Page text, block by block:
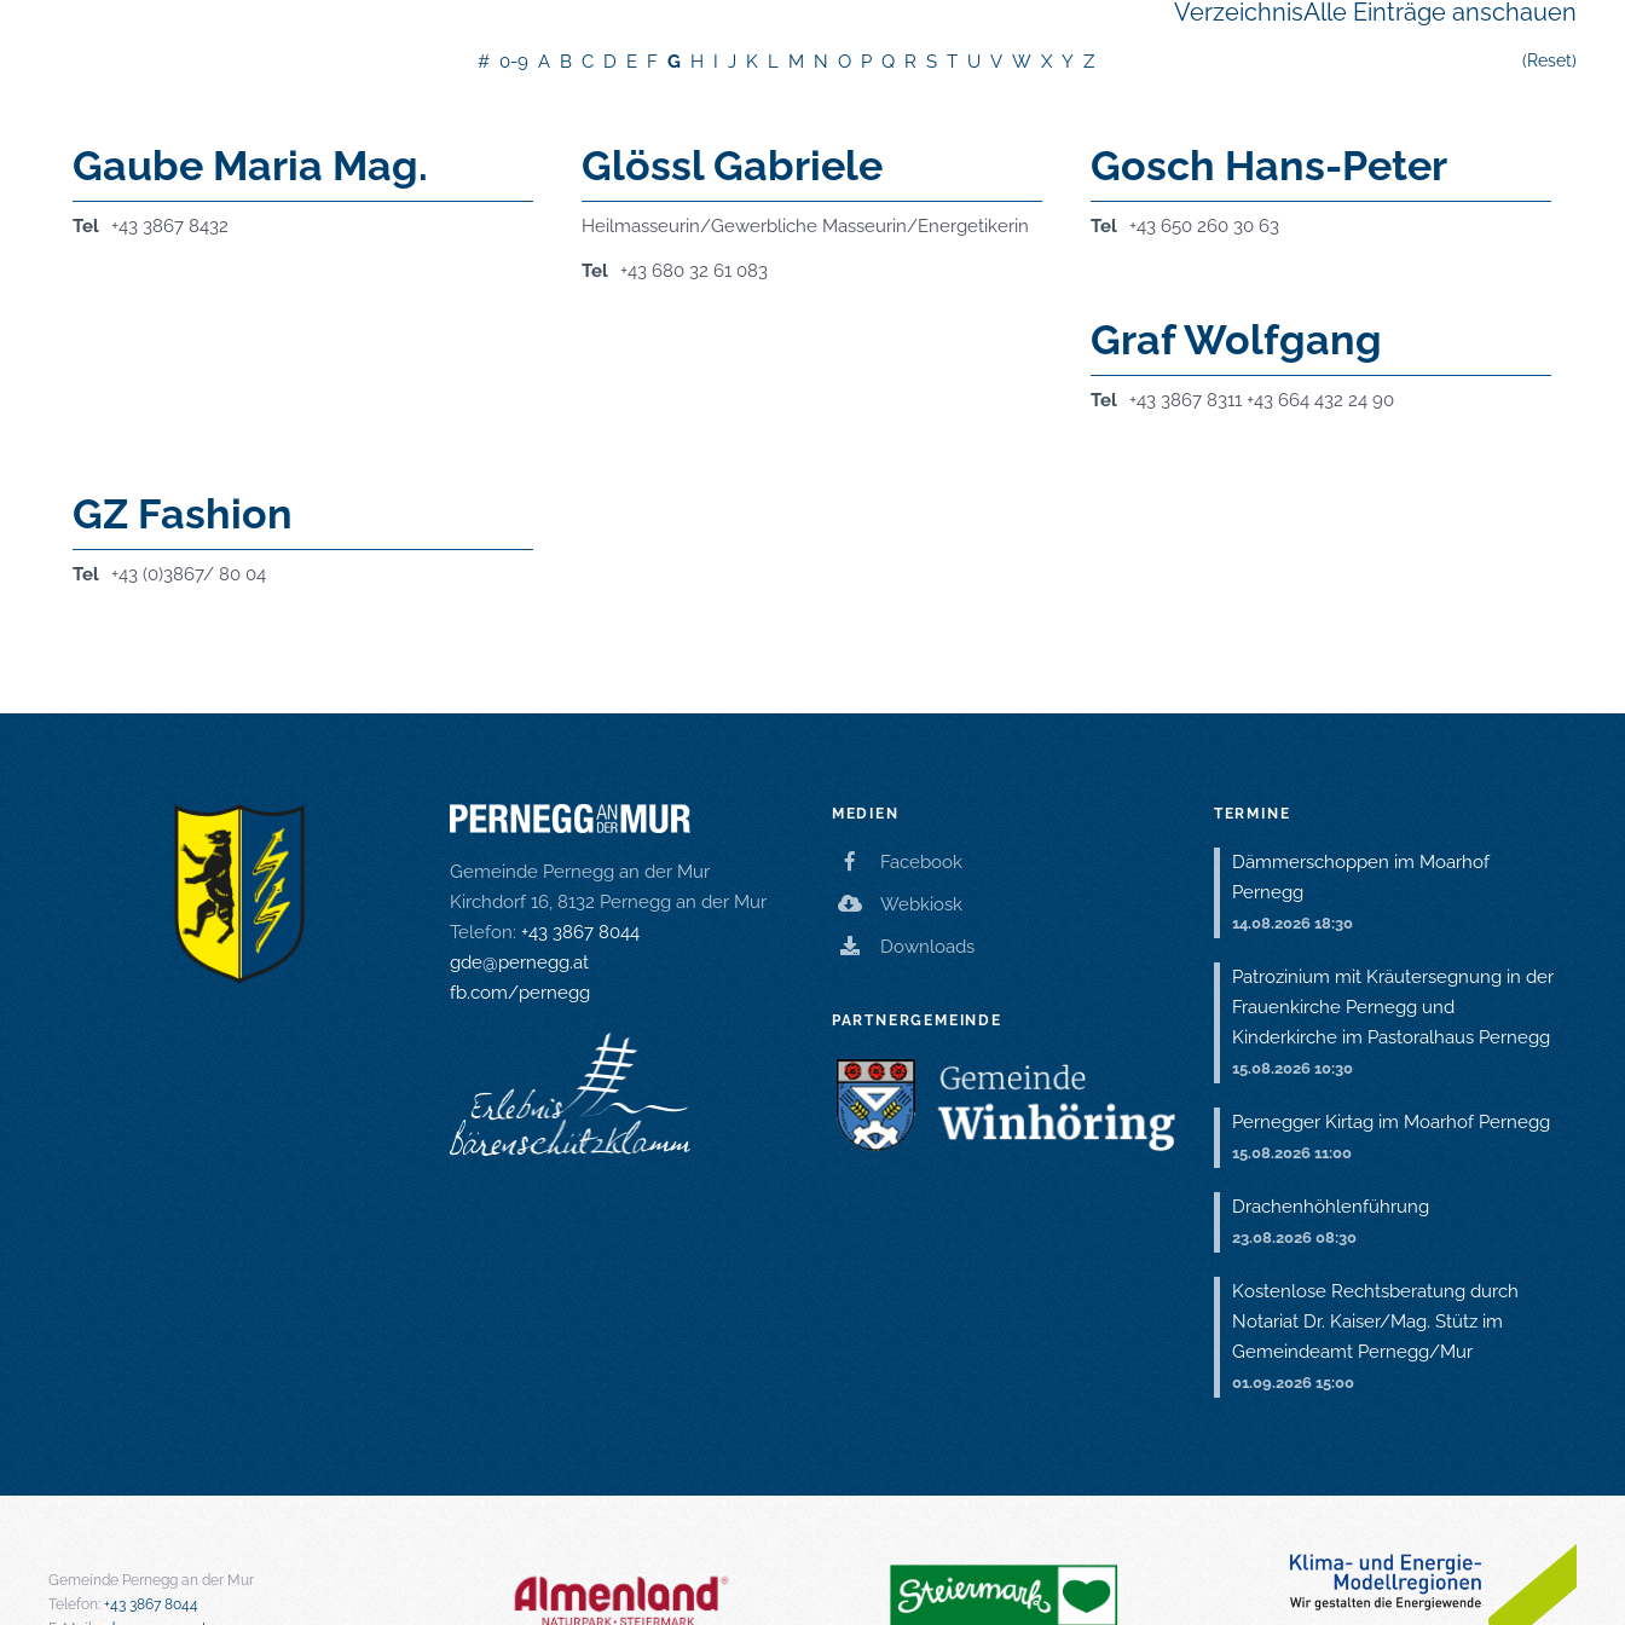
VerzeichnisAlle Einträge anschauen
# 0-9 A B C D E F G H I J K L M N O P Q R S T U V W X Y Z (Reset)
Gaube Maria Mag.
Tel +43 3867 8432
Glössl Gabriele
Heilmasseurin/Gewerbliche Masseurin/Energetikerin
Tel +43 680 32 61 083
Gosch Hans-Peter
Tel +43 650 260 30 63
Graf Wolfgang
Tel +43 3867 8311 +43 664 432 24 90
GZ Fashion
Tel +43 (0)3867/ 80 04
Gemeinde Pernegg an der Mur
Kirchdorf 16, 8132 Pernegg an der Mur
Telefon: +43 3867 8044
gde@pernegg.at
fb.com/pernegg
MEDIEN
Facebook
Webkiosk
Downloads
PARTNERGEMEINDE
TERMINE
Dämmerschoppen im Moarhof
Pernegg
14.08.2026 18:30
Patrozinium mit Kräutersegnung in der
Frauenkirche Pernegg und
Kinderkirche im Pastoralhaus Pernegg
15.08.2026 10:30
Pernegger Kirtag im Moarhof Pernegg
15.08.2026 11:00
Drachenhöhlenführung
23.08.2026 08:30
Kostenlose Rechtsberatung durch
Notariat Dr. Kaiser/Mag. Stütz im
Gemeindeamt Pernegg/Mur
01.09.2026 15:00
Gemeinde Pernegg an der Mur
Telefon: +43 3867 8044